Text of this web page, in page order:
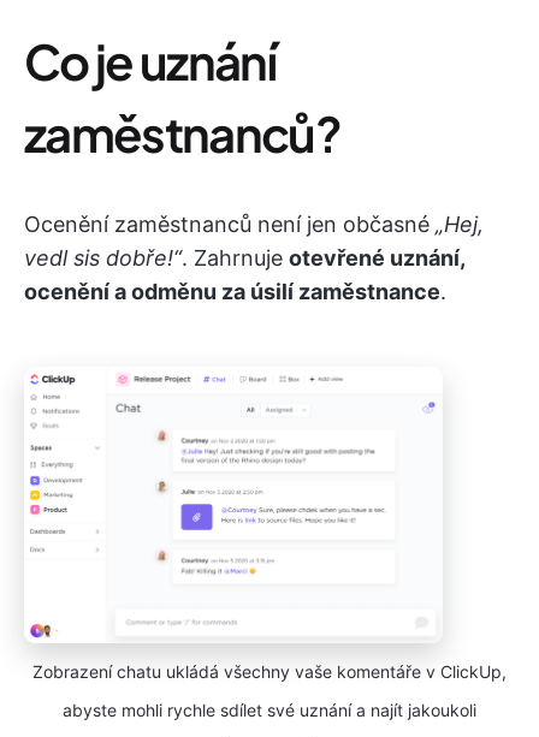
Co je uznání
zaměstnanců?
Ocenění zaměstnanců není jen občasné „Hej,
vedl sis dobře!“. Zahrnuje otevřené uznání,
ocenění a odměnu za úsilí zaměstnance.
Zobrazení chatu ukládá všechny vaše komentáře v ClickUp,
abyste mohli rychle sdílet své uznání a najít jakoukoli